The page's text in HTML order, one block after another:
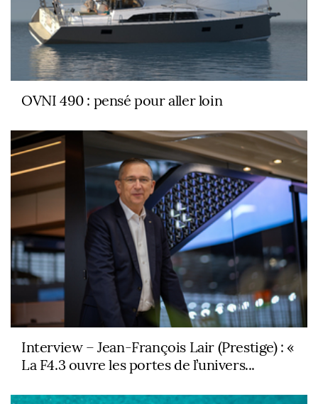
OVNI 490 : pensé pour aller loin
Interview – Jean-François Lair (Prestige) : «
La F4.3 ouvre les portes de l’univers...